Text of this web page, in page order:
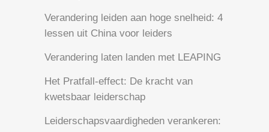
Verandering leiden aan hoge snelheid: 4
lessen uit China voor leiders
Verandering laten landen met LEAPING
Het Pratfall-effect: De kracht van
kwetsbaar leiderschap
Leiderschapsvaardigheden verankeren: